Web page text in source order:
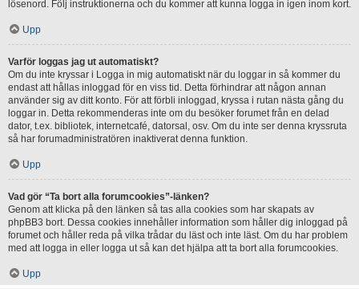
lösenord. Följ instruktionerna och du kommer att kunna logga in igen inom kort.
Upp
Varför loggas jag ut automatiskt?
Om du inte kryssar i Logga in mig automatiskt när du loggar in så kommer du
endast att hållas inloggad för en viss tid. Detta förhindrar att någon annan
använder sig av ditt konto. För att förbli inloggad, kryssa i rutan nästa gång du
loggar in. Detta rekommenderas inte om du besöker forumet från en delad
dator, t.ex. bibliotek, internetcafé, datorsal, osv. Om du inte ser denna kryssruta
så har forumadministratören inaktiverat denna funktion.
Upp
Vad gör “Ta bort alla forumcookies”-länken?
Genom att klicka på den länken så tas alla cookies som har skapats av
phpBB3 bort. Dessa cookies innehåller information som håller dig inloggad på
forumet och håller reda på vilka trådar du läst och inte läst. Om du har problem
med att logga in eller logga ut så kan det hjälpa att ta bort alla forumcookies.
Upp